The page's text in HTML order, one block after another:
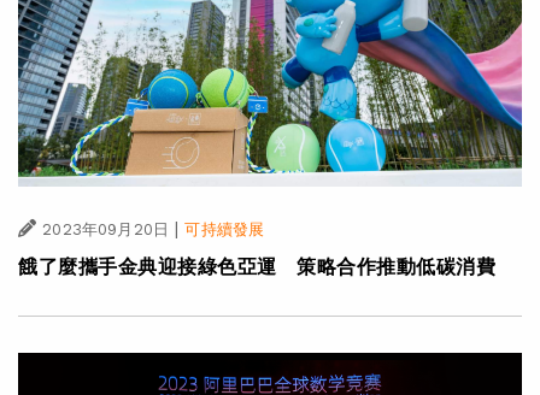
2023年09月20日 | 可持續發展
餓了麼攜手金典迎接綠色亞運 策略合作推動低碳消費